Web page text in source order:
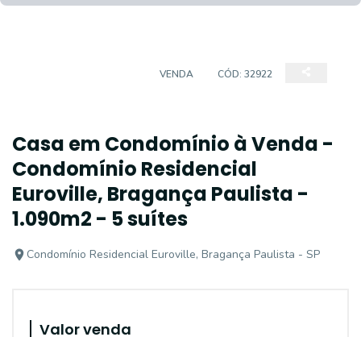
VENDA CÓD: 32922
Casa em Condomínio à Venda -
Condomínio Residencial
Euroville, Bragança Paulista -
1.090m2 - 5 suítes
Condomínio Residencial Euroville, Bragança Paulista - SP
Valor venda